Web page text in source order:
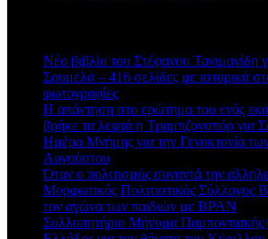
Νέο βιβλίο του Στέφανου Τανιμανίδη
Σουμελά – 416 σελίδες με ιστορικά
φωτογραφίες
Η απάντηση στο ερώτημα του ενός
βρήκε τα λεφτά η Τραμπζονσπόρ για
Ημέρα Μνήμης για την Γενοκτονία
Αυγούστου
Όταν ο πολιτισμός συναντά την
Μορφωτικός Πολιτιστικός Σύλλογος
τον αγώνα των παιδιών με BPAN
Συλλυπητήριο Μήνυμα Παμποντιακής